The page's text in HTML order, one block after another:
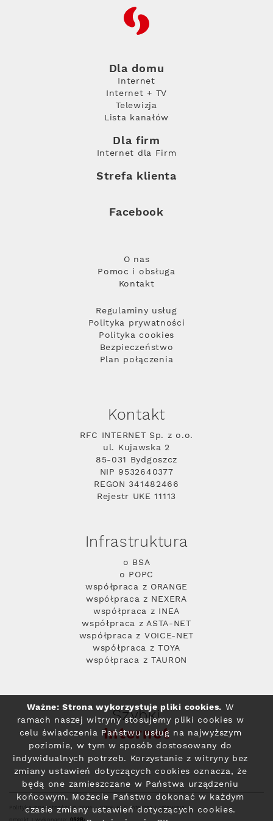
RFC
Dla domu
Internet
Internet + TV
Telewizja
Lista kanałów
Dla firm
Internet dla Firm
Strefa klienta
Facebook
O nas
Pomoc i obsługa
Kontakt
Regulaminy usług
Polityka prywatności
Polityka cookies
Bezpieczeństwo
Plan połączenia
Kontakt
RFC INTERNET Sp. z o.o.
ul. Kujawska 2
85-031 Bydgoszcz
NIP 9532640377
REGON 341482466
Rejestr UKE 11113
Infrastruktura
o BSA
o POPC
współpraca z ORANGE
współpraca z NEXERA
współpraca z INEA
współpraca z ASTA-NET
współpraca z VOICE-NET
współpraca z TOYA
współpraca z TAURON
Szybki
Internet
Polityka prywatności© 2004 - 2026 RFC Internet i Telewizja
Ważne: Strona wykorzystuje pliki cookies. W
ramach naszej witryny stosujemy pliki cookies w
celu świadczenia Państwu usług na najwyższym
poziomie, w tym w sposób dostosowany do
indywidualnych potrzeb. Korzystanie z witryny bez
zmiany ustawień dotyczących cookies oznacza, że
będą one zamieszczane w Państwa urządzeniu
końcowym. Możecie Państwo dokonać w każdym
czasie zmiany ustawień dotyczących cookies.